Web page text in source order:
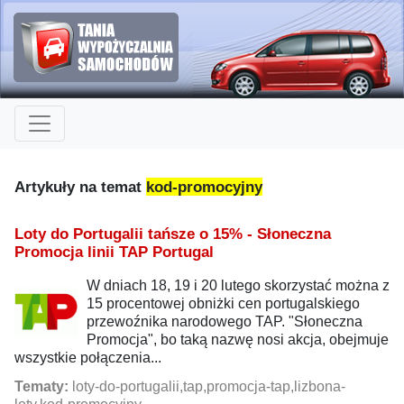
Artykuły na temat kod-promocyjny
Loty do Portugalii tańsze o 15% - Słoneczna
Promocja linii TAP Portugal
W dniach 18, 19 i 20 lutego skorzystać można z
15 procentowej obniżki cen portugalskiego
przewoźnika narodowego TAP. "Słoneczna
Promocja", bo taką nazwę nosi akcja, obejmuje
wszystkie połączenia...
Tematy: loty-do-portugalii,tap,promocja-tap,lizbona-